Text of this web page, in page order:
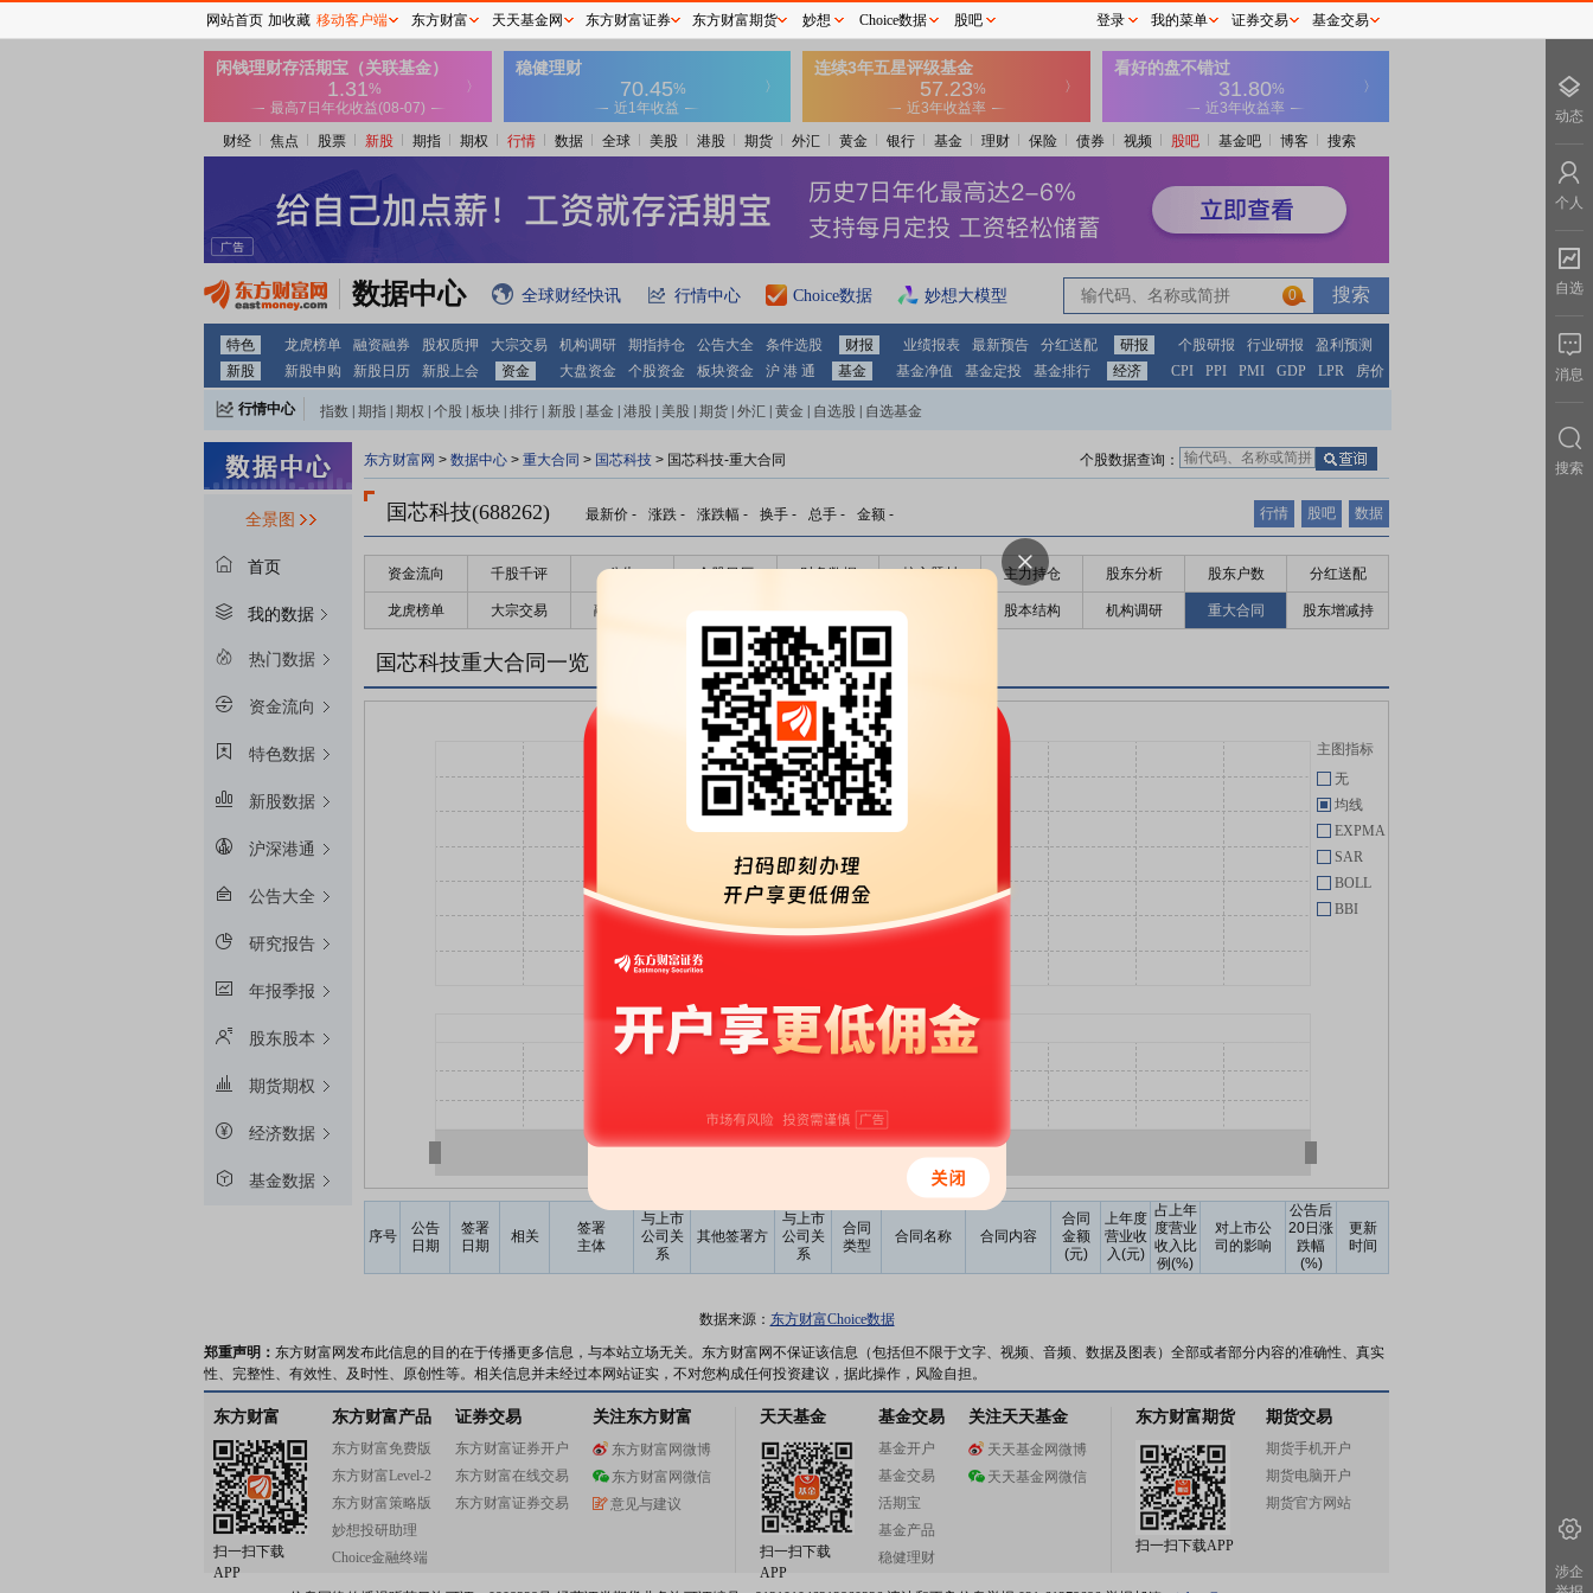
财经 焦点 股票 新股 期指 期权 行情 数据 全球 美股 港股 期货 外汇 黄金 银行 基金 理财 保险 债券 视频 股吧 基金吧 博客 搜索
数据中心 全球财经快讯 行情中心 Choice数据 妙想大模型 0
特色 龙虎榜单 融资融券 股权质押 大宗交易 机构调研 期指持仓 公告大全 条件选股 财报 业绩报表 最新预告 分红送配 研报 个股研报 行业研报
盈利预测
新股
新股申购 新股日历 新股上会 资金 大盘资金 个股资金 板块资金 沪 港 通 基金 基金净值 基金定投 基金排行 经济 CPI PPI PMI GDP LPR 房价
行情中心 指数 期指 期权 个股 板块 排行 新股 基金 港股 美股 期货 外汇 黄金 自选股 自选基金
全景图
首页
我的数据
热门数据
资金流向
特色数据
新股数据
沪深港通
公告大全
研究报告
年报季报
股东股本
期货期权
经济数据
基金数据
东方财富网 > 数据中心 > 重大合同 > 国芯科技 > 国芯科技-重大合同 个股数据查询：
国芯科技(688262) 最新价 - 涨跌 - 涨跌幅 - 换手 - 总手 - 金额 - 行情 股吧 数据
资金流向 千股千评 公告 个股日历 财务数据 核心题材 主力持仓 股东分析 股东户数 分红送配
龙虎榜单 大宗交易 融资融券 高管持股 股东大会 个股研报 股本结构 机构调研 重大合同 股东增减持
国芯科技重大合同一览
主图指标
无
均线
EXPMA
SAR
BOLL
BBI
序号
公告
日期
签署
日期
相关
签署
主体
与上市
公司关
系
其他签署方
与上市
公司关
系
合同
类型
合同名称 合同内容
合同
金额
(元)
上年度
营业收
入(元)
占上年
度营业
收入比
例(%)
对上市公
司的影响
公告后
20日涨
跌幅
(%)
更新
时间
数据来源： 东方财富Choice数据
郑重声明： 东方财富网发布此信息的目的在于传播更多信息，与本站立场无关。东方财富网不保证该信息（包括但不限于文字、视频、音频、数据及图表）全部或者部分内容的准确性、真实
性、完整性、有效性、及时性、原创性等。相关信息并未经过本网站证实，不对您构成任何投资建议，据此操作，风险自担。
东方财富
扫一扫下载
APP
东方财富产品
东方财富免费版
东方财富Level-2
东方财富策略版
妙想投研助理
Choice金融终端
证券交易
东方财富证券开户
东方财富在线交易
东方财富证券交易
关注东方财富
东方财富网微博
东方财富网微信
意见与建议
天天基金
扫一扫下载
APP
基金交易
基金开户
基金交易
活期宝
基金产品
稳健理财
关注天天基金
天天基金网微博
天天基金网微信
东方财富期货
扫一扫下载APP
期货交易
期货手机开户
期货电脑开户
期货官方网站
网站首页 加收藏 移动客户端 东方财富 天天基金网 东方财富证券 东方财富期货 妙想 Choice数据 股吧 登录 我的菜单 证券交易 基金交易
动态
个人
自选
消息
搜索
涉企